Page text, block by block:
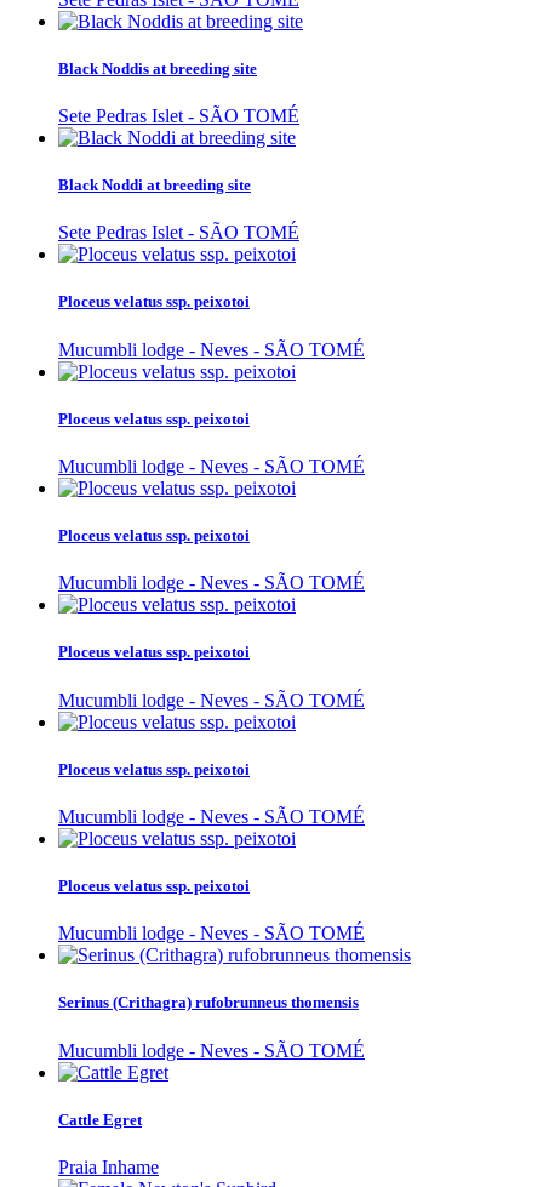
Black Noddis at breeding site
Sete Pedras Islet - SÃO TOMÉ
Black Noddi at breeding site
Sete Pedras Islet - SÃO TOMÉ
Ploceus velatus ssp. peixotoi
Mucumbli lodge - Neves - SÃO TOMÉ
Ploceus velatus ssp. peixotoi
Mucumbli lodge - Neves - SÃO TOMÉ
Ploceus velatus ssp. peixotoi
Mucumbli lodge - Neves - SÃO TOMÉ
Ploceus velatus ssp. peixotoi
Mucumbli lodge - Neves - SÃO TOMÉ
Ploceus velatus ssp. peixotoi
Mucumbli lodge - Neves - SÃO TOMÉ
Ploceus velatus ssp. peixotoi
Mucumbli lodge - Neves - SÃO TOMÉ
Serinus (Crithagra) rufobrunneus thomensis
Mucumbli lodge - Neves - SÃO TOMÉ
Cattle Egret
Praia Inhame